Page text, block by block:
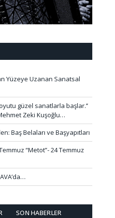
Yüzeye Uzanan Sanatsal
güzel sanatlarla başlar.’’
Zeki Kuşoğlu…
Baş Belaları ve Başyapıtları
“Metot”- 24 Temmuz
SON HABERLER